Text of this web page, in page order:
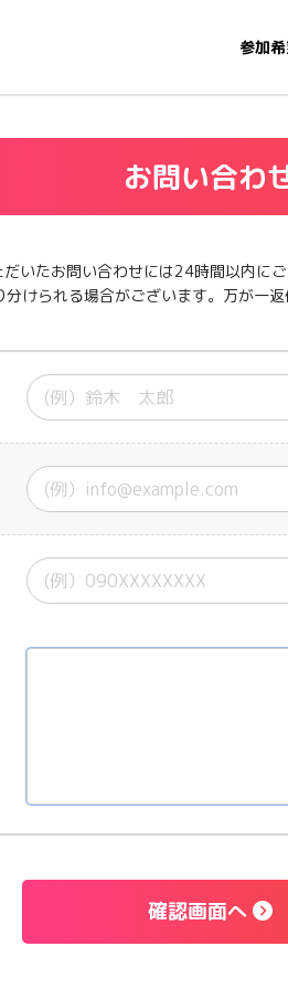
参加
お問い合わ
たお問い合わせには24時間以内にご
けられる場合がございます。万が一
確認画面へ